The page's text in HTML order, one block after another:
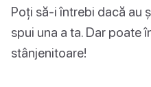
Poți să-i întrebi dacă au
spui una a ta. Dar poate
stânjenitoare!